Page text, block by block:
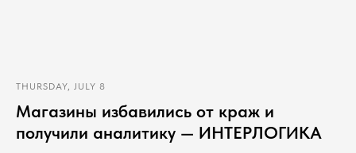
THURSDAY, JULY 8
Магазины избавились от краж и
получили аналитику — ИНТЕРЛОГИКА